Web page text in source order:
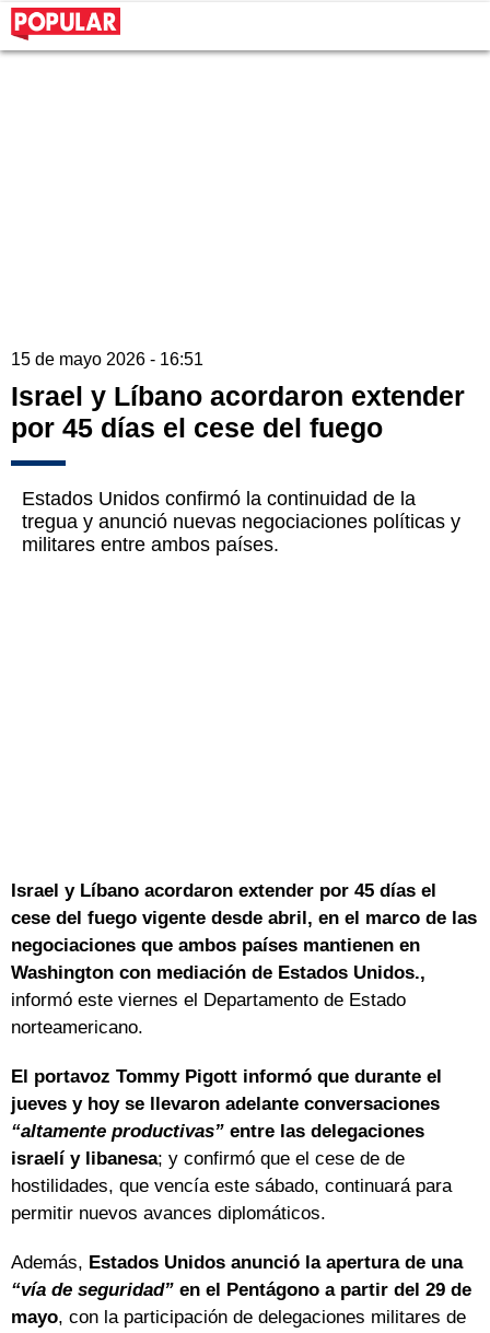
15 de mayo 2026 - 16:51
Israel y Líbano acordaron extender
por 45 días el cese del fuego
Estados Unidos confirmó la continuidad de la
tregua y anunció nuevas negociaciones políticas y
militares entre ambos países.
Israel y Líbano acordaron extender por 45 días el
cese del fuego vigente desde abril, en el marco de las
negociaciones que ambos países mantienen en
Washington con mediación de Estados Unidos.,
informó este viernes el Departamento de Estado
norteamericano.
El portavoz Tommy Pigott informó que durante el
jueves y hoy se llevaron adelante conversaciones
“altamente productivas” entre las delegaciones
israelí y libanesa; y confirmó que el cese de de
hostilidades, que vencía este sábado, continuará para
permitir nuevos avances diplomáticos.
Además, Estados Unidos anunció la apertura de una
“vía de seguridad” en el Pentágono a partir del 29 de
mayo, con la participación de delegaciones militares de